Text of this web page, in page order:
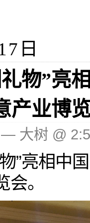
日
物”亮
产业博
— 大树 @
”亮相中
。